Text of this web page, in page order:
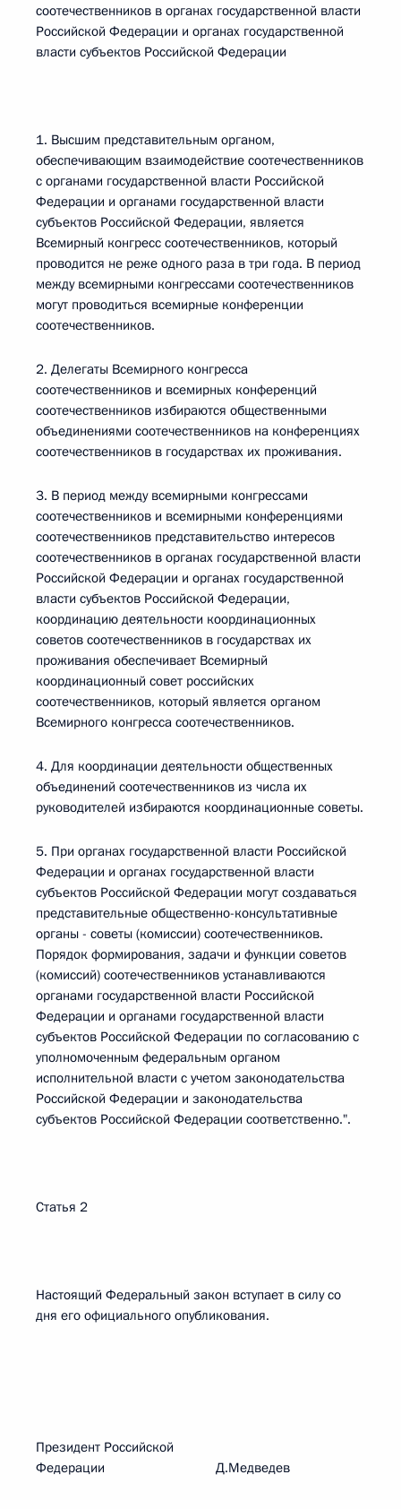
соотечественников в органах государственной власти
Российской Федерации и органах государственной
власти субъектов Российской Федерации
1. Высшим представительным органом,
обеспечивающим взаимодействие соотечественников
с органами государственной власти Российской
Федерации и органами государственной власти
субъектов Российской Федерации, является
Всемирный конгресс соотечественников, который
проводится не реже одного раза в три года. В период
между всемирными конгрессами соотечественников
могут проводиться всемирные конференции
соотечественников.
2. Делегаты Всемирного конгресса
соотечественников и всемирных конференций
соотечественников избираются общественными
объединениями соотечественников на конференциях
соотечественников в государствах их проживания.
3. В период между всемирными конгрессами
соотечественников и всемирными конференциями
соотечественников представительство интересов
соотечественников в органах государственной власти
Российской Федерации и органах государственной
власти субъектов Российской Федерации,
координацию деятельности координационных
советов соотечественников в государствах их
проживания обеспечивает Всемирный
координационный совет российских
соотечественников, который является органом
Всемирного конгресса соотечественников.
4. Для координации деятельности общественных
объединений соотечественников из числа их
руководителей избираются координационные советы.
5. При органах государственной власти Российской
Федерации и органах государственной власти
субъектов Российской Федерации могут создаваться
представительные общественно-консультативные
органы - советы (комиссии) соотечественников.
Порядок формирования, задачи и функции советов
(комиссий) соотечественников устанавливаются
органами государственной власти Российской
Федерации и органами государственной власти
субъектов Российской Федерации по согласованию с
уполномоченным федеральным органом
исполнительной власти с учетом законодательства
Российской Федерации и законодательства
субъектов Российской Федерации соответственно.".
Статья 2
Настоящий Федеральный закон вступает в силу со
дня его официального опубликования.
Президент Российской
Федерации Д.Медведев